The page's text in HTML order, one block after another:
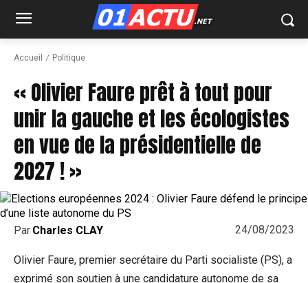
Accueil Politique
« Olivier Faure prêt à tout pour
unir la gauche et les écologistes
en vue de la présidentielle de
2027 ! »
24/08/2023
Par Charles CLAY
Olivier Faure, premier secrétaire du Parti socialiste (PS), a
exprimé son soutien à une candidature autonome de sa